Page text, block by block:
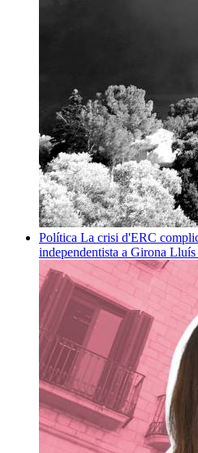
Política La crisi d'ERC
independentista a Girona Lluís